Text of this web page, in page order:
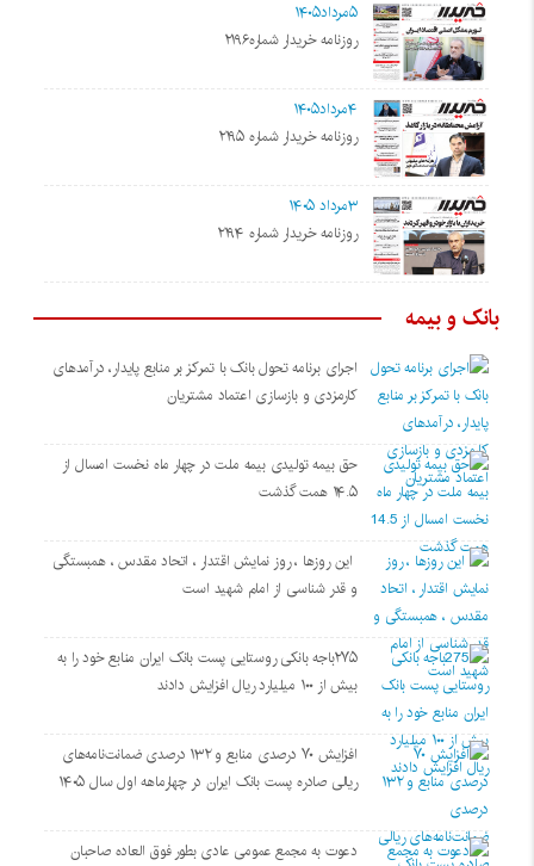
۵مرداد۱۴۰۵
روزنامه خریدار شماره۲۱۹۶
۴مرداد۱۴۰۵
روزنامه خریدار شماره ۲۱۹۵
۳مرداد ۱۴۰۵
روزنامه خریدار شماره ۲۱۹۴
بانک و بیمه
اجرای برنامه تحول بانک با تمرکز بر منابع پایدار، درآمدهای
کارمزدی و بازسازی اعتماد مشتریان
حق بیمه تولیدی بیمه ملت در چهار ماه نخست امسال از
۱۴.۵ همت گذشت
این روزها ، روز نمایش اقتدار ، اتحاد مقدس ، همبستگی
و قدر شناسی از امام شهید است
۲۷۵باجه بانکی روستایی پست بانک ایران منابع خود را به
بیش از ۱۰۰ میلیارد ریال افزایش دادند
افزایش ۷۰ درصدی منابع و ۱۳۲ درصدی ضمانت‌نامه‌های
ریالی صادره پست بانک ایران در چهارماهه اول سال ۱۴۰۵
دعوت به مجمع عمومی عادی بطور فوق العاده صاحبان